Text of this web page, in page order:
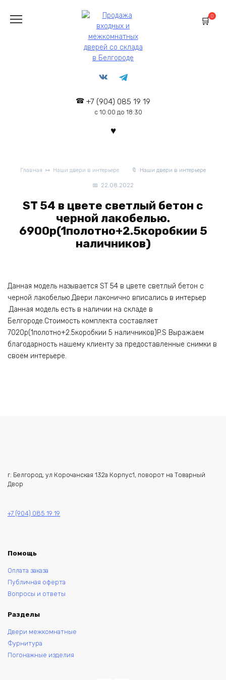
содержанию
+7 (904) 085 19 19
с 10:00 до 18:30
0
Главная Наши двери в интерьере Наши двери в интерьере
22.08.2022
ST 54 в цвете светлый бетон с
черной лакобелью.
6900р(1полотно+2.5коробкии 5
наличников)
Данная модель называется ST 54 в цвете светлый бетон с
черной лакобелью.Двери лаконично вписались в интерьер
.Данная модель есть в наличии на складе в
Белгороде.Стоимость комплекта составляет
7020р(1полотно+2.5коробкии 5 наличников)P.S Выражаем
благодарность нашему клиенту за предоставленные снимки в
своем интерьере.
г. Белгород, ул Корочанская 132а Корпус1, поворот на Товарный
Двор
+7 (904) 085 19 19
Помощь
Оплата заказа
Публичная оферта
Вопросы и ответы
Разделы
Двери межкомнатные
Фурнитура
Погонажные изделия